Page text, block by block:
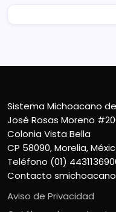
Sistema Michoacano
José Rosas Moreno
Colonia Vista Bella
CP 58090, Morelia,
Teléfono (01)
Contacto
Aviso de Privacidad